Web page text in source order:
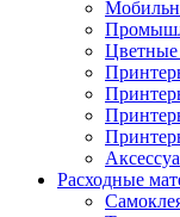
Цветные
Расходные